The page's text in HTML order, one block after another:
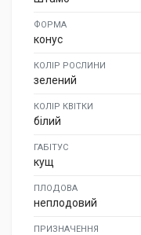
ФОРМА
конус
КОЛІР РОСЛИНИ
зелений
КОЛІР КВІТКИ
білий
ГАБІТУС
кущ
ПЛОДОВА
неплодовий
ПРИЗНАЧЕННЯ